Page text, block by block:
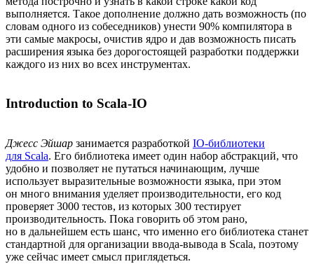
выполняется. Такое дополнение должно дать возможность (по
словам одного из собеседников) унести 90% компилятора в
эти самые макросы, очистив ядро и дав возможность писать
расширения языка без дорогостоящей разработки поддержки
каждого из них во всех инструментах.
Introduction to Scala-IO
Джесс Эйшар занимается разработкой IO-библиотеки
для Scala. Его библиотека имеет один набор абстракций, что
удобно и позволяет не путаться начинающим, лучше
использует выразительные возможности языка, при этом
он много внимания уделяет производительности, его код
проверяет 3000 тестов, из которых 300 тестирует
производительность. Пока говорить об этом рано,
но в дальнейшем есть шанс, что именно его библиотека станет
стандартной для организации ввода-вывода в Scala, поэтому
уже сейчас имеет смысл приглядеться.